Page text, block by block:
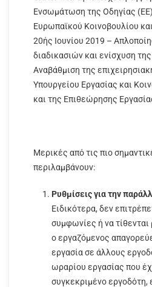
Ενσωμάτωση της Οδηγίας
Ευρωπαϊκού Κοινοβουλίου
20ής Ιουνίου 2019 –
διαδικασιών και ενίσχυση
Αναβάθμιση της
Υπουργείου Εργασίας και
και της Επιθεώρησης
Μερικές από τις πιο
περιλαμβάνουν:
Ρυθμίσεις για την
Ειδικότερα, δεν
συμφωνίες ή να τίθενται
ο εργαζόμενος
εργασία σε άλλους
ωραρίου εργασίας που
συγκεκριμένο εργοδότη,